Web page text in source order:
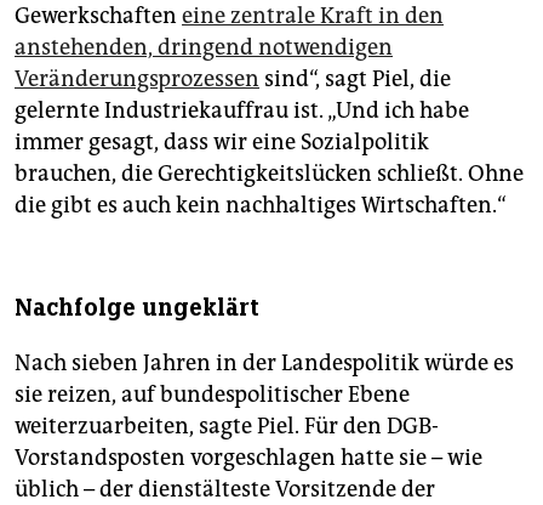
Gewerkschaften eine zentrale Kraft in den
anstehenden, dringend notwendigen
Veränderungsprozessen sind“, sagt Piel, die
gelernte Industriekauffrau ist. „Und ich habe
immer gesagt, dass wir eine Sozialpolitik
brauchen, die Gerechtigkeitslücken schließt. Ohne
die gibt es auch kein nachhaltiges Wirtschaften.“
Nachfolge ungeklärt
Nach sieben Jahren in der Landespolitik würde es
sie reizen, auf bundespolitischer Ebene
weiterzuarbeiten, sagte Piel. Für den DGB-
Vorstandsposten vorgeschlagen hatte sie – wie
üblich – der dienstälteste Vorsitzende der